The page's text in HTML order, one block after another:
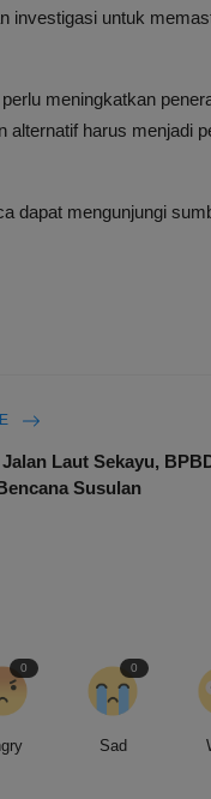
investigasi untuk
meningkatkan
alternatif harus menjadi
dapat mengunjungi
Laut Sekayu,
Susulan
0
Sad
0